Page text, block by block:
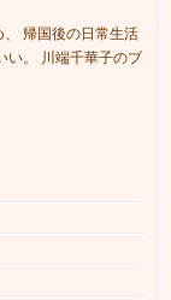
、 帰国後の日常生活
い。 川端千華子のブ